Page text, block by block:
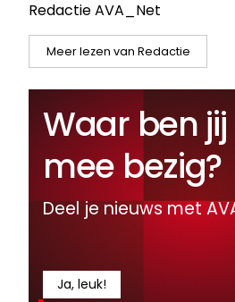
Redactie AVA_Net
Meer lezen van Redactie
Waar ben jij
mee bezig?
Deel je nieuws met
Ja, leuk!